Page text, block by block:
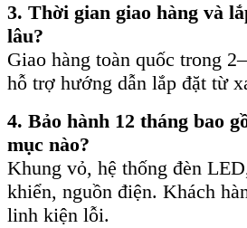
3. Thời gian giao hàng và
lâu?
Giao hàng toàn quốc trong
hỗ trợ hướng dẫn lắp đặt từ
4. Bảo hành 12 tháng bao
mục nào?
Khung vỏ, hệ thống đèn
khiển, nguồn điện. Khách
linh kiện lỗi.